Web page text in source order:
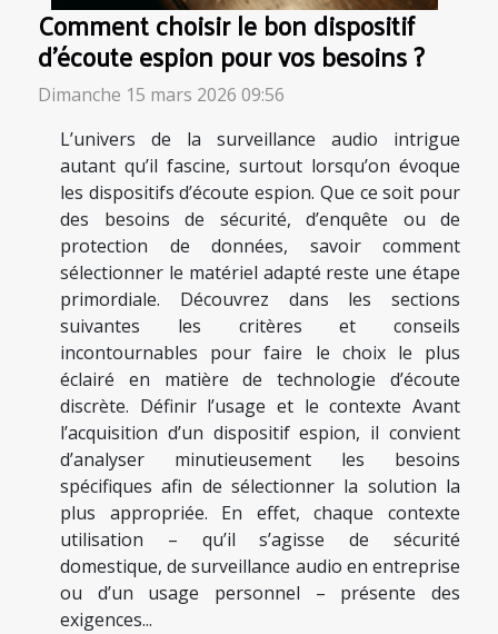
Comment choisir le bon dispositif
d'écoute espion pour vos besoins ?
Dimanche 15 mars 2026 09:56
L’univers de la surveillance audio intrigue
autant qu’il fascine, surtout lorsqu’on évoque
les dispositifs d’écoute espion. Que ce soit pour
des besoins de sécurité, d’enquête ou de
protection de données, savoir comment
sélectionner le matériel adapté reste une étape
primordiale. Découvrez dans les sections
suivantes les critères et conseils
incontournables pour faire le choix le plus
éclairé en matière de technologie d’écoute
discrète. Définir l’usage et le contexte Avant
l’acquisition d’un dispositif espion, il convient
d’analyser minutieusement les besoins
spécifiques afin de sélectionner la solution la
plus appropriée. En effet, chaque contexte
utilisation – qu’il s’agisse de sécurité
domestique, de surveillance audio en entreprise
ou d’un usage personnel – présente des
exigences...